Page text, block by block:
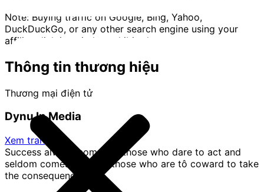
Note: Buying traffic on Google, Bing, Yahoo,
DuckDuckGo, or any other search engine using your
affiliate link is strictly prohibited.
Thông tin thương hiệu
Thương mại điện tử
Dynu In Media
Xem trang
Success always comes to those who dare to act and
seldom comes close to those who are tô coward to take
the consequences.